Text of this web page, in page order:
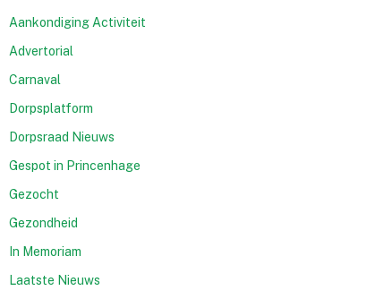
Aankondiging Activiteit
Advertorial
Carnaval
Dorpsplatform
Dorpsraad Nieuws
Gespot in Princenhage
Gezocht
Gezondheid
In Memoriam
Laatste Nieuws